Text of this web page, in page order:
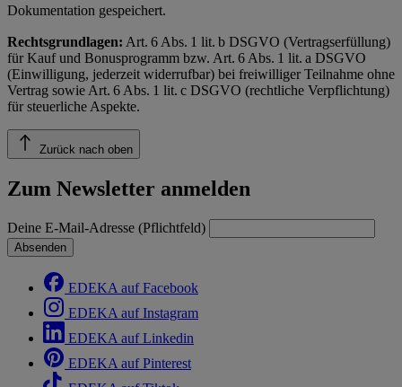
Dokumentation gespeichert.
Rechtsgrundlagen: Art. 6 Abs. 1 lit. b DSGVO (Vertragserfüllung)
für Kauf und Bonusprogramm bzw. Art. 6 Abs. 1 lit. a DSGVO
(Einwilligung, jederzeit widerrufbar) bei freiwilliger Teilnahme ohne
Vertrag sowie Art. 6 Abs. 1 lit. c DSGVO (rechtliche Verpflichtung)
für steuerliche Aspekte.
Zurück nach oben
Zum Newsletter anmelden
Deine E-Mail-Adresse (Pflichtfeld)
Absenden
EDEKA auf Facebook
EDEKA auf Instagram
EDEKA auf Linkedin
EDEKA auf Pinterest